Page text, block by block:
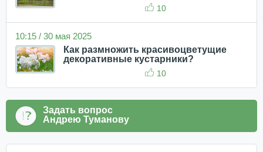
10
10:15 / 30 мая 2025
Как размножить красивоцветущие
декоративные кустарники?
10
Задать вопрос
Андрею Туманову